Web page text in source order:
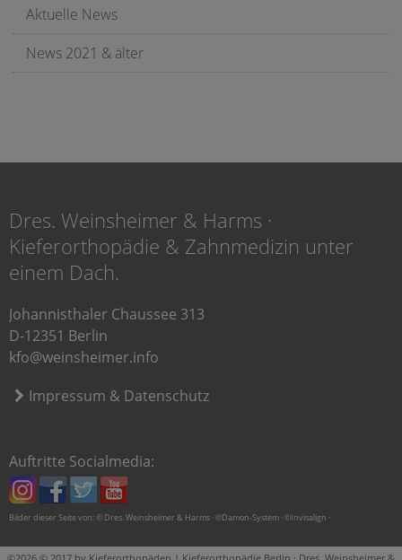
Aktuelle News
News 2021 & älter
Dres. Weinsheimer & Harms ·
Kieferorthopädie & Zahnmedizin unter
einem Dach.
Johannisthaler Chaussee 313
D-12351 Berlin
kfo@weinsheimer.info
Impressum & Datenschutz
Auftritte Socialmedia:
Bilder dieser Seite von: © Dres. Weinsheimer & Harms · ©Damon-System · ©Invisalign ·